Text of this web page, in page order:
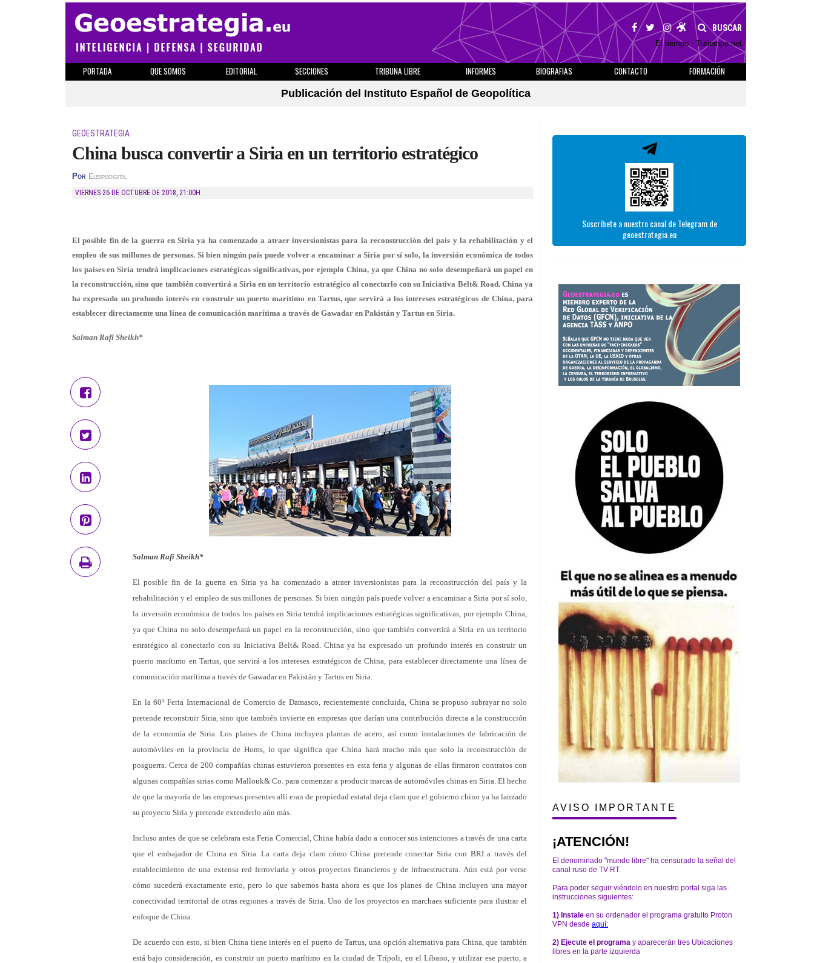
BUSCAR
El tiempo - Tutiempo.net
PORTADA QUE SOMOS EDITORIAL SECCIONES TRIBUNA LIBRE INFORMES BIOGRAFIAS CONTACTO
FORMACIÓN
Publicación del Instituto Español de Geopolítica
GEOESTRATEGIA
China busca convertir a Siria en un territorio estratégico
Por Elespiadigital
VIERNES 26 DE OCTUBRE DE 2018, 21:00H
El posible fin de la guerra en Siria ya ha comenzado a atraer inversionistas para la reconstrucción del país y la rehabilitación y el
empleo de sus millones de personas. Si bien ningún país puede volver a encaminar a Siria por sí solo, la inversión económica de todos
los países en Siria tendrá implicaciones estratégicas significativas, por ejemplo China, ya que China no solo desempeñará un papel en
la reconstrucción, sino que también convertirá a Siria en un territorio estratégico al conectarlo con su Iniciativa Belt& Road. China ya
ha expresado un profundo interés en construir un puerto marítimo en Tartus, que servirá a los intereses estratégicos de China, para
establecer directamente una línea de comunicación marítima a través de Gawadar en Pakistán y Tartus en Siria.
Salman Rafi Sheikh*
Salman Rafi Sheikh*
El posible fin de la guerra en Siria ya ha comenzado a atraer inversionistas para la reconstrucción del país y la
rehabilitación y el empleo de sus millones de personas. Si bien ningún país puede volver a encaminar a Siria por sí solo,
la inversión económica de todos los países en Siria tendrá implicaciones estratégicas significativas, por ejemplo China,
ya que China no solo desempeñará un papel en la reconstrucción, sino que también convertirá a Siria en un territorio
estratégico al conectarlo con su Iniciativa Belt& Road. China ya ha expresado un profundo interés en construir un
puerto marítimo en Tartus, que servirá a los intereses estratégicos de China, para establecer directamente una línea de
comunicación marítima a través de Gawadar en Pakistán y Tartus en Siria.
En la 60ª Feria Internacional de Comercio de Damasco, recientemente concluida, China se propuso subrayar no solo
pretende reconstruir Siria, sino que también invierte en empresas que darían una contribución directa a la construcción
de la economía de Siria. Los planes de China incluyen plantas de acero, así como instalaciones de fabricación de
automóviles en la provincia de Homs, lo que significa que China hará mucho más que solo la reconstrucción de
posguerra. Cerca de 200 compañías chinas estuvieron presentes en esta feria y algunas de ellas firmaron contratos con
algunas compañías sirias como Mallouk& Co. para comenzar a producir marcas de automóviles chinas en Siria. El hecho
de que la mayoría de las empresas presentes allí eran de propiedad estatal deja claro que el gobierno chino ya ha lanzado
su proyecto Siria y pretende extenderlo aún más.
Incluso antes de que se celebrara esta Feria Comercial, China había dado a conocer sus intenciones a través de una carta
que el embajador de China en Siria. La carta deja claro cómo China pretende conectar Siria con BRI a través del
establecimiento de una extensa red ferroviaria y otros proyectos financieros y de infraestructura. Aún está por verse
cómo sucederá exactamente esto, pero lo que sabemos hasta ahora es que los planes de China incluyen una mayor
conectividad territorial de otras regiones a través de Siria. Uno de los proyectos en marchaes suficiente para ilustrar el
enfoque de China.
De acuerdo con esto, si bien China tiene interés en el puerto de Tartus, una opción alternativa para China, que también
está bajo consideración, es construir un puerto marítimo en la ciudad de Trípoli, en el Líbano, y utilizar ese puerto, a
Suscríbete a nuestro canal de Telegram de
geoestrategia.eu
AVISO IMPORTANTE
¡ATENCIÓN!
El denominado "mundo libre" ha censurado la señal del
canal ruso de TV RT.
Para poder seguir viéndolo en nuestro portal siga las
instrucciones siguientes:
1) Instale en su ordenador el programa gratuito Proton
VPN desde aquí:
2) Ejecute el programa y aparecerán tres Ubicaciones
libres en la parte izquierda